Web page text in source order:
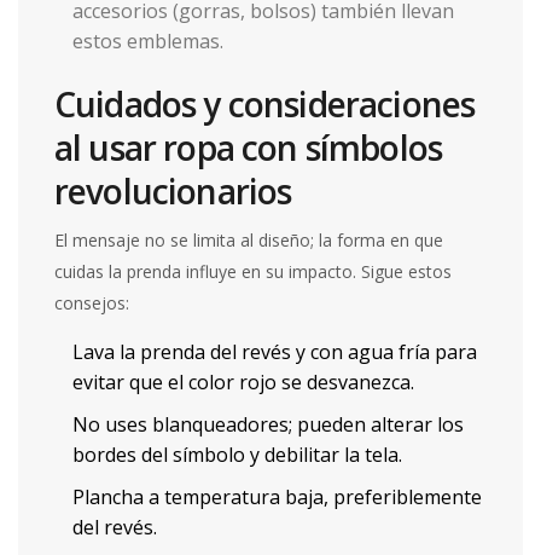
accesorios (gorras, bolsos) también llevan
estos emblemas.
Cuidados y consideraciones
al usar ropa con símbolos
revolucionarios
El mensaje no se limita al diseño; la forma en que
cuidas la prenda influye en su impacto. Sigue estos
consejos:
Lava la prenda del revés y con agua fría para
evitar que el color rojo se desvanezca.
No uses blanqueadores; pueden alterar los
bordes del símbolo y debilitar la tela.
Plancha a temperatura baja, preferiblemente
del revés.